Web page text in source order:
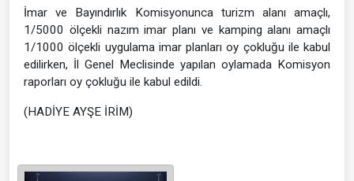
İmar ve Bayındırlık Komisyonunca turizm alanı amaçlı,
1/5000 ölçekli nazım imar planı ve kamping alanı amaçlı
1/1000 ölçekli uygulama imar planları oy çokluğu ile kabul
edilirken, İl Genel Meclisinde yapılan oylamada Komisyon
raporları oy çokluğu ile kabul edildi.
(HADİYE AYŞE İRİM)